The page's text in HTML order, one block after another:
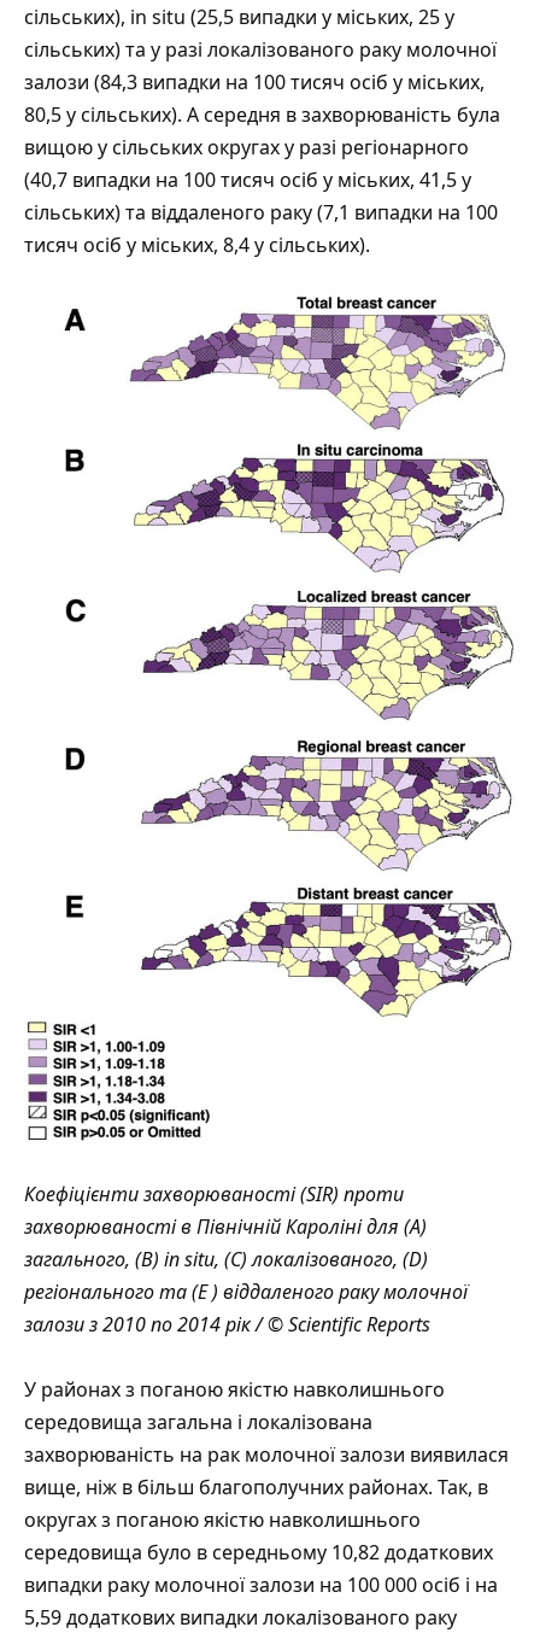
сільських), in situ (25,5 випадки у міських, 25 у
сільських) та у разі локалізованого раку молочної
залози (84,3 випадки на 100 тисяч осіб у міських,
80,5 у сільських). А середня в захворюваність була
вищою у сільських округах у разі регіонарного
(40,7 випадки на 100 тисяч осіб у міських, 41,5 у
сільських) та віддаленого раку (7,1 випадки на 100
тисяч осіб у міських, 8,4 у сільських).
Коефіцієнти захворюваності (SIR) проти
захворюваності в Північній Кароліні для (A)
загального, (B) in situ, (C) локалізованого, (D)
регіонального та (E ) віддаленого раку молочної
залози з 2010 по 2014 рік / © Scientific Reports
У районах з поганою якістю навколишнього
середовища загальна і локалізована
захворюваність на рак молочної залози виявилася
вище, ніж в більш благополучних районах. Так, в
округах з поганою якістю навколишнього
середовища було в середньому 10,82 додаткових
випадки раку молочної залози на 100 000 осіб і на
5,59 додаткових випадки локалізованого раку